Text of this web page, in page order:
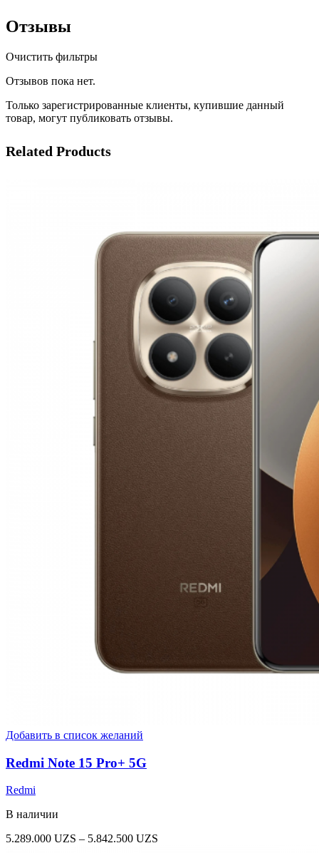
Отзывы
Очистить фильтры
Отзывов пока нет.
Только зарегистрированные клиенты, купившие данный
товар, могут публиковать отзывы.
Related Products
Добавить в список желаний
Redmi Note 15 Pro+ 5G
Redmi
В наличии
5.289.000 UZS – 5.842.500 UZS